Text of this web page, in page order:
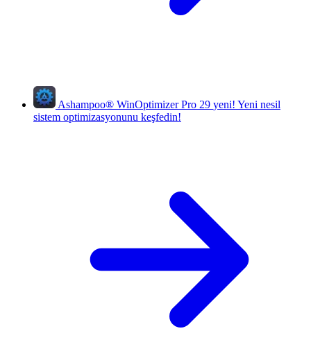
Ashampoo® WinOptimizer Pro 29 yeni! Yeni nesil
sistem optimizasyonunu keşfedin!